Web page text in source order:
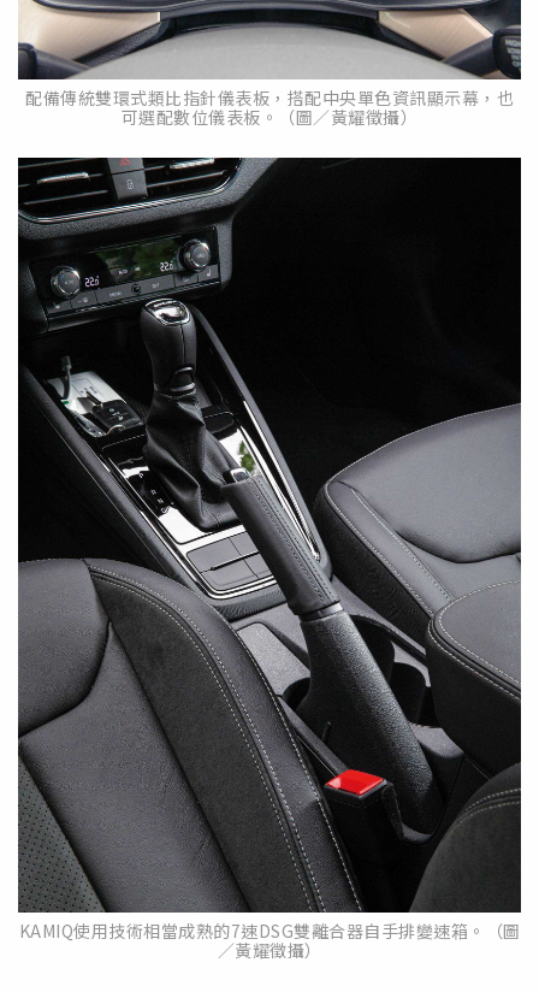
配備傳統雙環式類比指針儀表板，搭配中央單色資訊顯示幕，也
可選配數位儀表板。（圖／黃耀徵攝）
KAMIQ使用技術相當成熟的7速DSG雙離合器自手排變速箱。（圖
／黃耀徵攝）